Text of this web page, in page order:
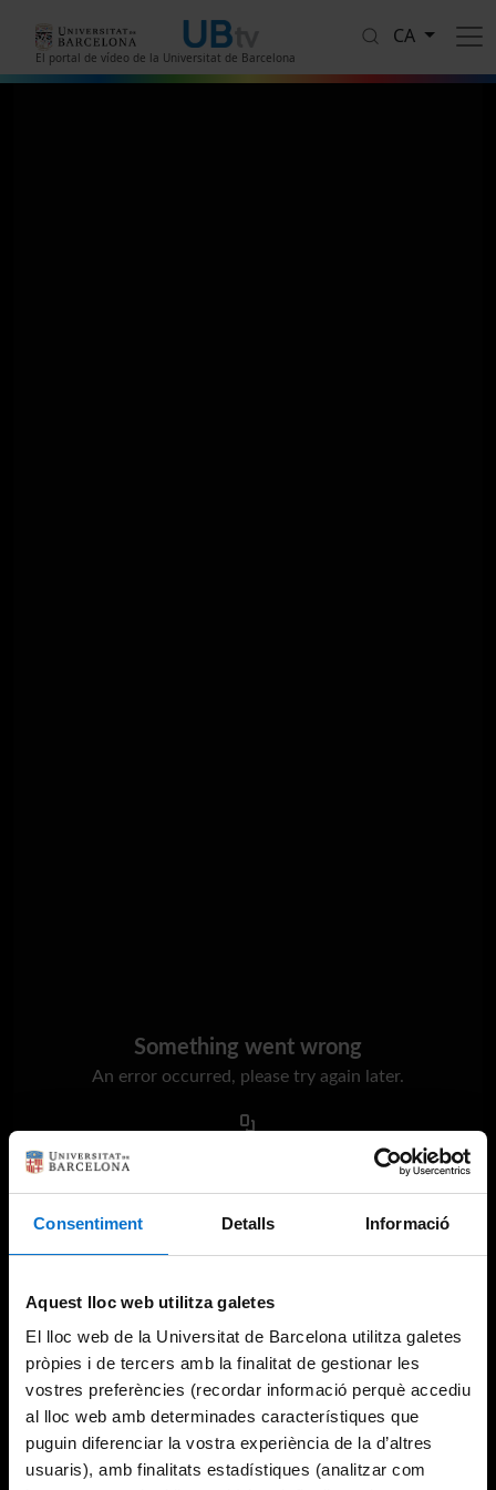
Consentiment Detalls Informació
Aquest lloc web utilitza galetes
El lloc web de la Universitat de Barcelona utilitza galetes
pròpies i de tercers amb la finalitat de gestionar les
vostres preferències (recordar informació perquè accediu
al lloc web amb determinades característiques que
puguin diferenciar la vostra experiència de la d’altres
usuaris), amb finalitats estadístiques (analitzar com
El portal de vídeo de la Universitat de Barcelona
CA
Something went wrong
An error occurred, please try again later.